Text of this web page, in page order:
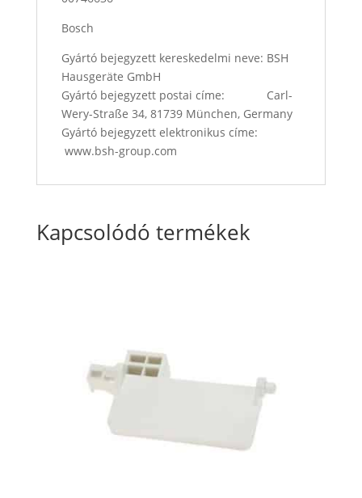
Bosch
Gyártó bejegyzett kereskedelmi neve: BSH
Hausgeräte GmbH
Gyártó bejegyzett postai címe: Carl-
Wery-Straße 34, 81739 München, Germany
Gyártó bejegyzett elektronikus címe:
www.bsh-group.com
Kapcsolódó termékek